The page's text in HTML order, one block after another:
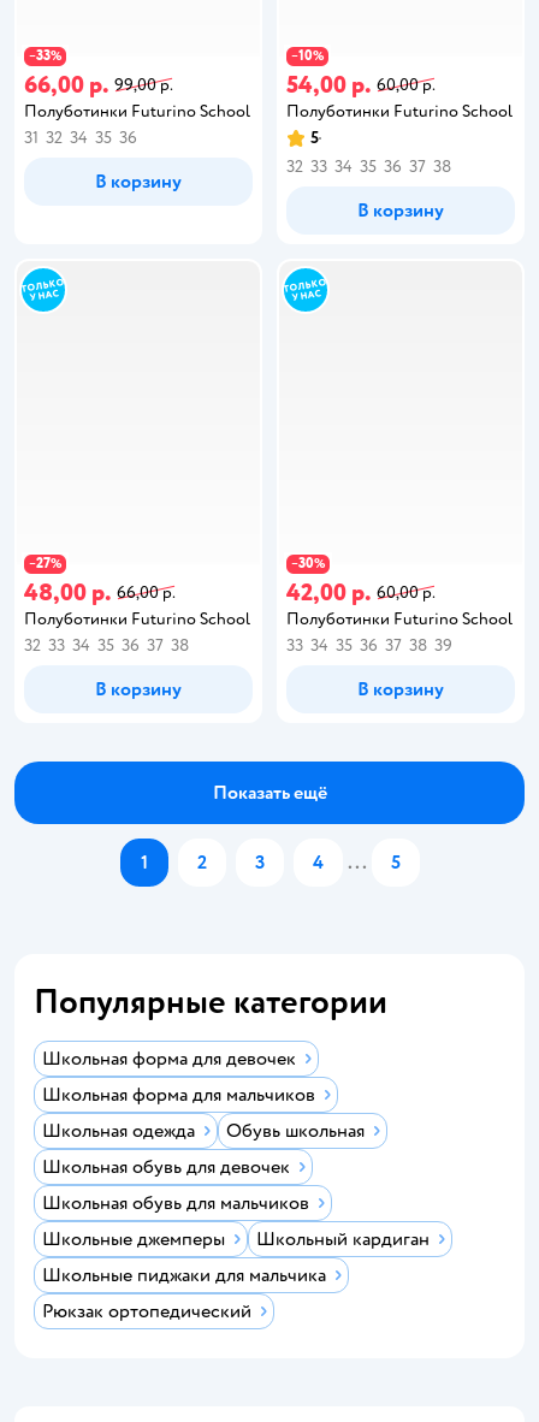
−33%
66,00 р. 99,00 р.
Полуботинки Futurino School
31 32 34 35 36
В корзину
−10%
54,00 р. 60,00 р.
Полуботинки Futurino School
5
32 33 34 35 36 37 38
В корзину
−27%
48,00 р. 66,00 р.
Полуботинки Futurino School
32 33 34 35 36 37 38
В корзину
−30%
42,00 р. 60,00 р.
Полуботинки Futurino School
33 34 35 36 37 38 39
В корзину
Показать ещё
1 2 3 4 ... 5
Популярные категории
Школьная форма для девочек
Школьная форма для мальчиков
Школьная одежда
Обувь школьная
Школьная обувь для девочек
Школьная обувь для мальчиков
Школьные джемперы
Школьный кардиган
Школьные пиджаки для мальчика
Рюкзак ортопедический